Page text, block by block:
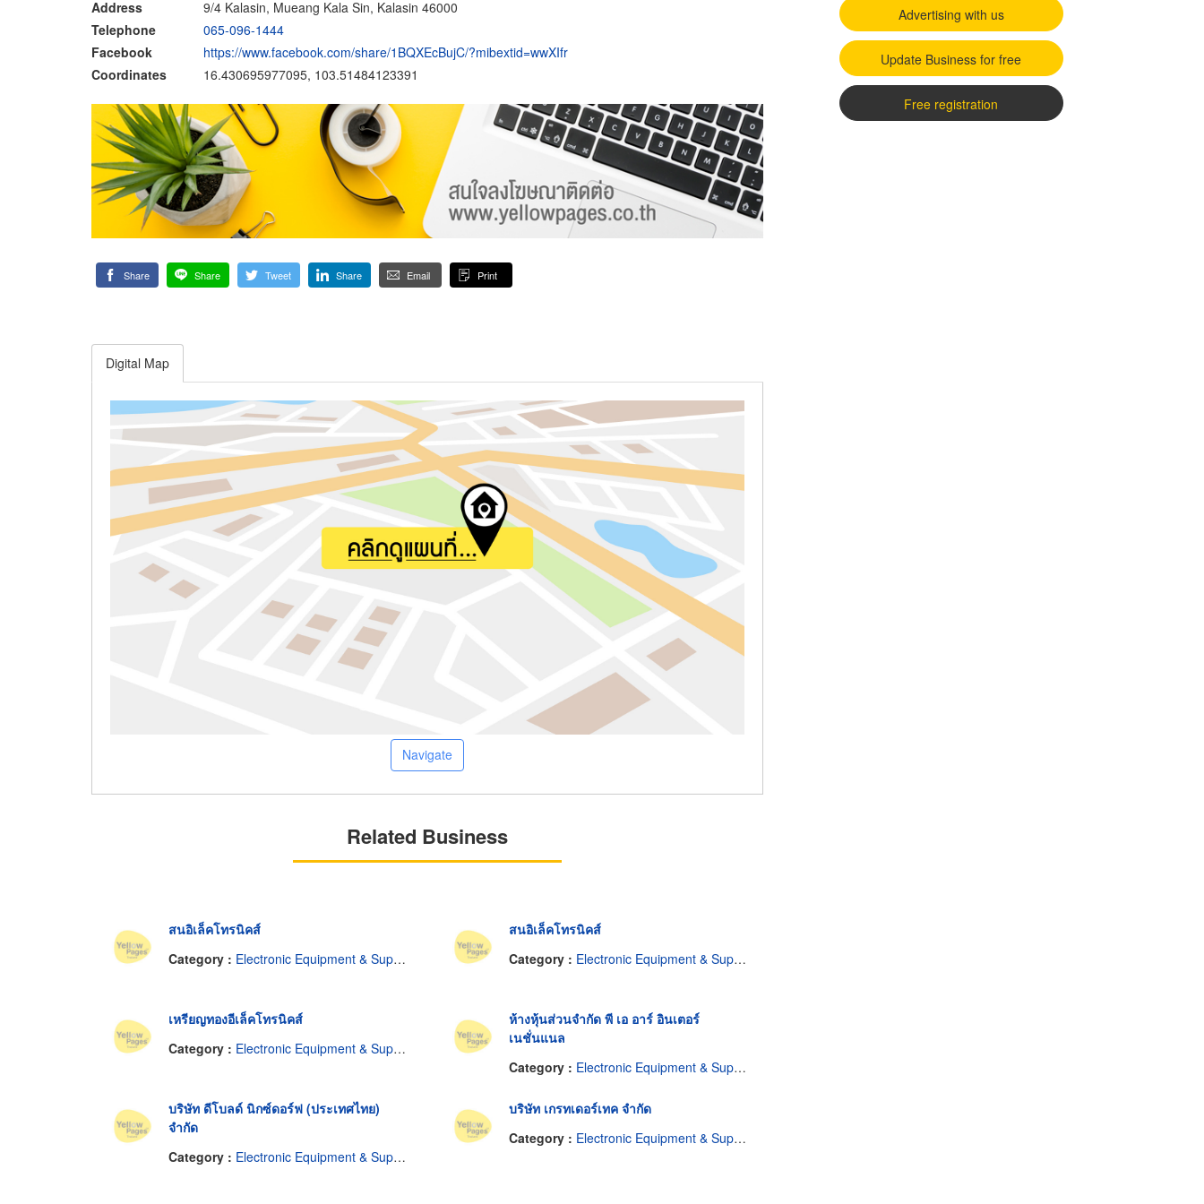
Address
9/4 Kalasin, Mueang Kala Sin, Kalasin 46000
Telephone
065-096-1444
Facebook
https://www.facebook.com/share/1BQXEcBujC/?mibextid=wwXIfr
Coordinates
16.430695977095, 103.51484123391
Share Share Tweet Share Email Print
Digital Map
Navigate
Related Business
สนอิเล็คโทรนิคส์
Category : Electronic Equipment & Supplies-Repairing
สนอิเล็คโทรนิคส์
Category : Electronic Equipment & Supplies-Repairing
เหรียญทองอีเล็คโทรนิคส์
Category : Electronic Equipment & Supplies-Repairing
ห้างหุ้นส่วนจำกัด พี เอ อาร์ อินเตอร์
เนชั่นแนล
Category : Electronic Equipment & Supplies-Repairing
บริษัท ดีโบลด์ นิกซ์ดอร์ฟ (ประเทศไทย)
จำกัด
Category : Electronic Equipment & Supplies-Repairing
บริษัท เกรทเดอร์เทค จำกัด
Category : Electronic Equipment & Supplies-Repairing
Advertising with us
Update Business for free
Free registration